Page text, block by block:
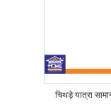
चिथड़े यात्रा